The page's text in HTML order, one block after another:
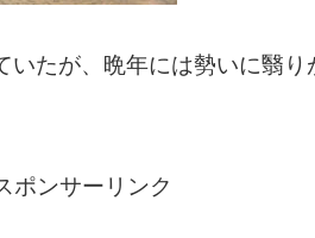
たが、晩年には勢いに翳
ポンサーリンク